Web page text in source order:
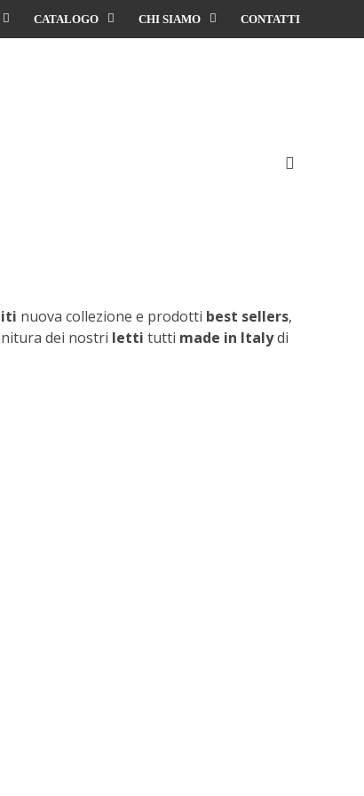
CATALOGO CHI SIAMO CONTATTI
nuova collezione e prodotti best sellers,
dei nostri letti tutti made in Italydi